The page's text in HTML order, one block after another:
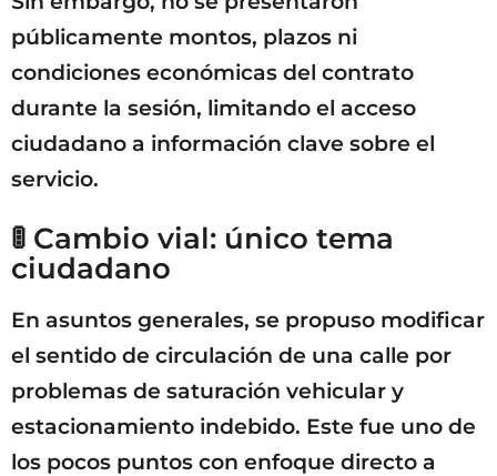
públicamente montos, plazos ni
condiciones económicas del contrato
durante la sesión, limitando el acceso
ciudadano a información clave sobre el
servicio.
🚦 Cambio vial: único tema
ciudadano
En asuntos generales, se propuso modificar
el sentido de circulación de una calle por
problemas de saturación vehicular y
estacionamiento indebido. Este fue uno de
los pocos puntos con enfoque directo a